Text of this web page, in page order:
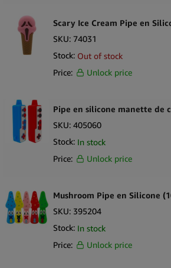
Scary Ice Cream Pipe en
SKU: 74031
Stock: Out of stock
Price:
Unlock price
Pipe en silicone manette de
SKU: 405060
Stock: In stock
Price:
Unlock price
Mushroom Pipe en Silicone
SKU: 395204
Stock: In stock
Price:
Unlock price